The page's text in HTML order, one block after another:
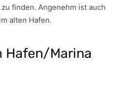
finden. Angenehm ist auch
alten Hafen.
Hafen/Marina